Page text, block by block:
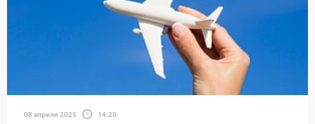
08 апреля 2025 14:20